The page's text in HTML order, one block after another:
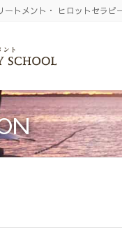
ートメント・ ヒロットセラピ